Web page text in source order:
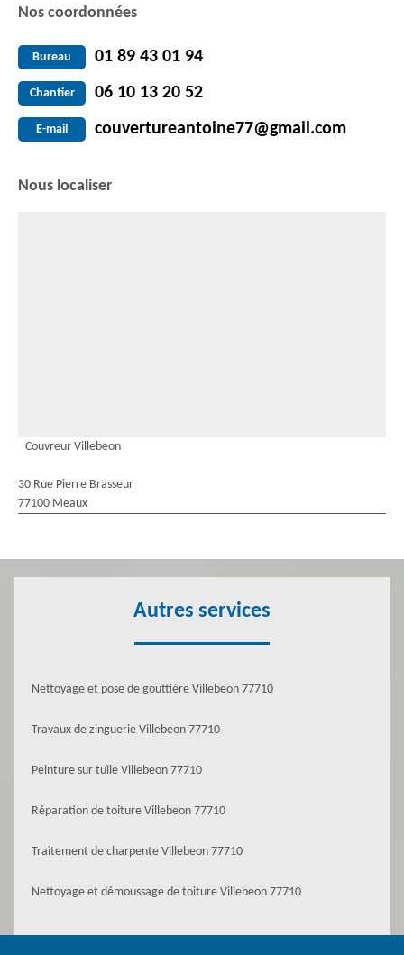
Nos coordonnées
Bureau 01 89 43 01 94
Chantier 06 10 13 20 52
E-mail couvertureantoine77@gmail.com
Nous localiser
Couvreur Villebeon
30 Rue Pierre Brasseur
77100 Meaux
Autres services
Nettoyage et pose de gouttière Villebeon 77710
Travaux de zinguerie Villebeon 77710
Peinture sur tuile Villebeon 77710
Réparation de toiture Villebeon 77710
Traitement de charpente Villebeon 77710
Nettoyage et démoussage de toiture Villebeon 77710